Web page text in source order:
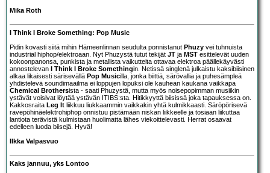
Mika Roth
I Think I Broke Something: Pop Music
Pidin kovasti siitä mihin Hämeenlinnan seudulta ponnistanut Phuzy vei tuhnuista
industrial hiphop/elektroaan. Nyt Phuzystä tutut tekijät JT ja MST esittelevät uuden
kokoonpanonsa, punkista ja metallista vaikutteita ottavaa elektroa päällekäyvästi
annostelevan I Think I Broke Somethingin. Netissä singlenä julkaistu kaksibiisinen
alkaa likaisesti särisevällä Pop Musicilla, jonka biittiä, särövallia ja puhesämpleä
yhdistelevä soundimaailma ei loppujen lopuksi ole kauhean kaukana vaikkapa
Chemical Brothersista - saati Phuzystä, mutta myös noisepopimman musiikin
ystävät voisivat löytää ystävän ITIBS:sta. Hitikkyyttä biisissä joka tapauksessa on.
Kakkosraita Leg It liikkuu liukkaammin vaikkakin yhtä kulmikkaasti. Säröpörisevä
ravepöhinäelektrohiphop onnistuu pistämään niskan liikkeelle ja tosiaan liikuttaa
lantiota terävistä kulmistaan huolimatta lähes viekoittelevasti. Herrat osaavat
edelleen luoda biisejä. Hyvä!
Ilkka Valpasvuo
Kaks jannuu, yks Lontoo